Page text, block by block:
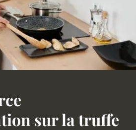
sur la truffe